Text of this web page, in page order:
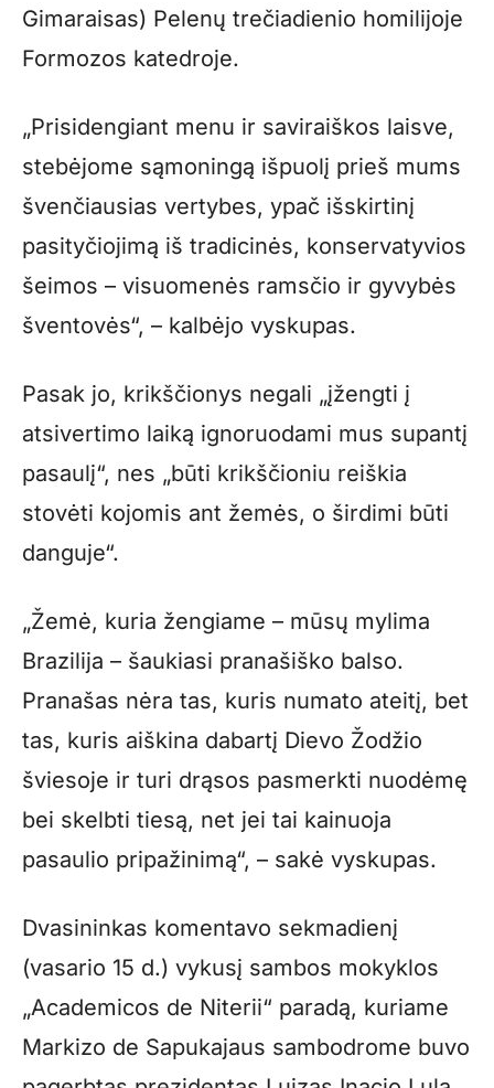
Gimaraisas) Pelenų trečiadienio homilijoje
Formozos katedroje.
„Prisidengiant menu ir saviraiškos laisve,
stebėjome sąmoningą išpuolį prieš mums
švenčiausias vertybes, ypač išskirtinį
pasityčiojimą iš tradicinės, konservatyvios
šeimos – visuomenės ramsčio ir gyvybės
šventovės“, – kalbėjo vyskupas.
Pasak jo, krikščionys negali „įžengti į
atsivertimo laiką ignoruodami mus supantį
pasaulį“, nes „būti krikščioniu reiškia
stovėti kojomis ant žemės, o širdimi būti
danguje“.
„Žemė, kuria žengiame – mūsų mylima
Brazilija – šaukiasi pranašiško balso.
Pranašas nėra tas, kuris numato ateitį, bet
tas, kuris aiškina dabartį Dievo Žodžio
šviesoje ir turi drąsos pasmerkti nuodėmę
bei skelbti tiesą, net jei tai kainuoja
pasaulio pripažinimą“, – sakė vyskupas.
Dvasininkas komentavo sekmadienį
(vasario 15 d.) vykusį sambos mokyklos
„Academicos de Niterii“ paradą, kuriame
Markizo de Sapukajaus sambodrome buvo